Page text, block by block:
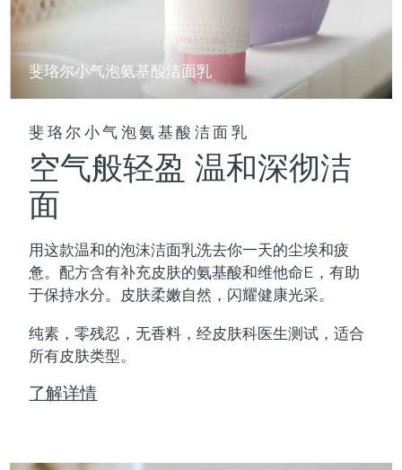
斐珞尔小气泡氨基酸洁面乳
斐珞尔小气泡氨基酸洁面乳
空气般轻盈 温和深彻洁
面
用这款温和的泡沫洁面乳洗去你一天的尘埃和疲
惫。配方含有补充皮肤的氨基酸和维他命E，有助
于保持水分。皮肤柔嫩自然，闪耀健康光采。
纯素，零残忍，无香料，经皮肤科医生测试，适合
所有皮肤类型。
了解详情